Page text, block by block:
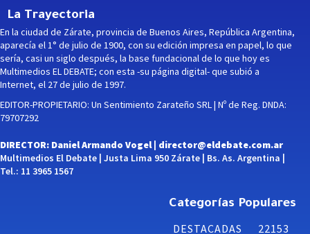
La Trayectoria
En la ciudad de Zárate, provincia de Buenos Aires, República Argentina,
aparecía el 1° de julio de 1900, con su edición impresa en papel, lo que
sería, casi un siglo después, la base fundacional de lo que hoy es
Multimedios EL DEBATE; con esta -su página digital- que subió a
Internet, el 27 de julio de 1997.
EDITOR-PROPIETARIO: Un Sentimiento Zarateño SRL | Nº de Reg. DNDA:
79707292
DIRECTOR: Daniel Armando Vogel | director@eldebate.com.ar
Multimedios El Debate | Justa Lima 950 Zárate | Bs. As. Argentina |
Tel.: 11 3965 1567
Categorías Populares
DESTACADAS
22153